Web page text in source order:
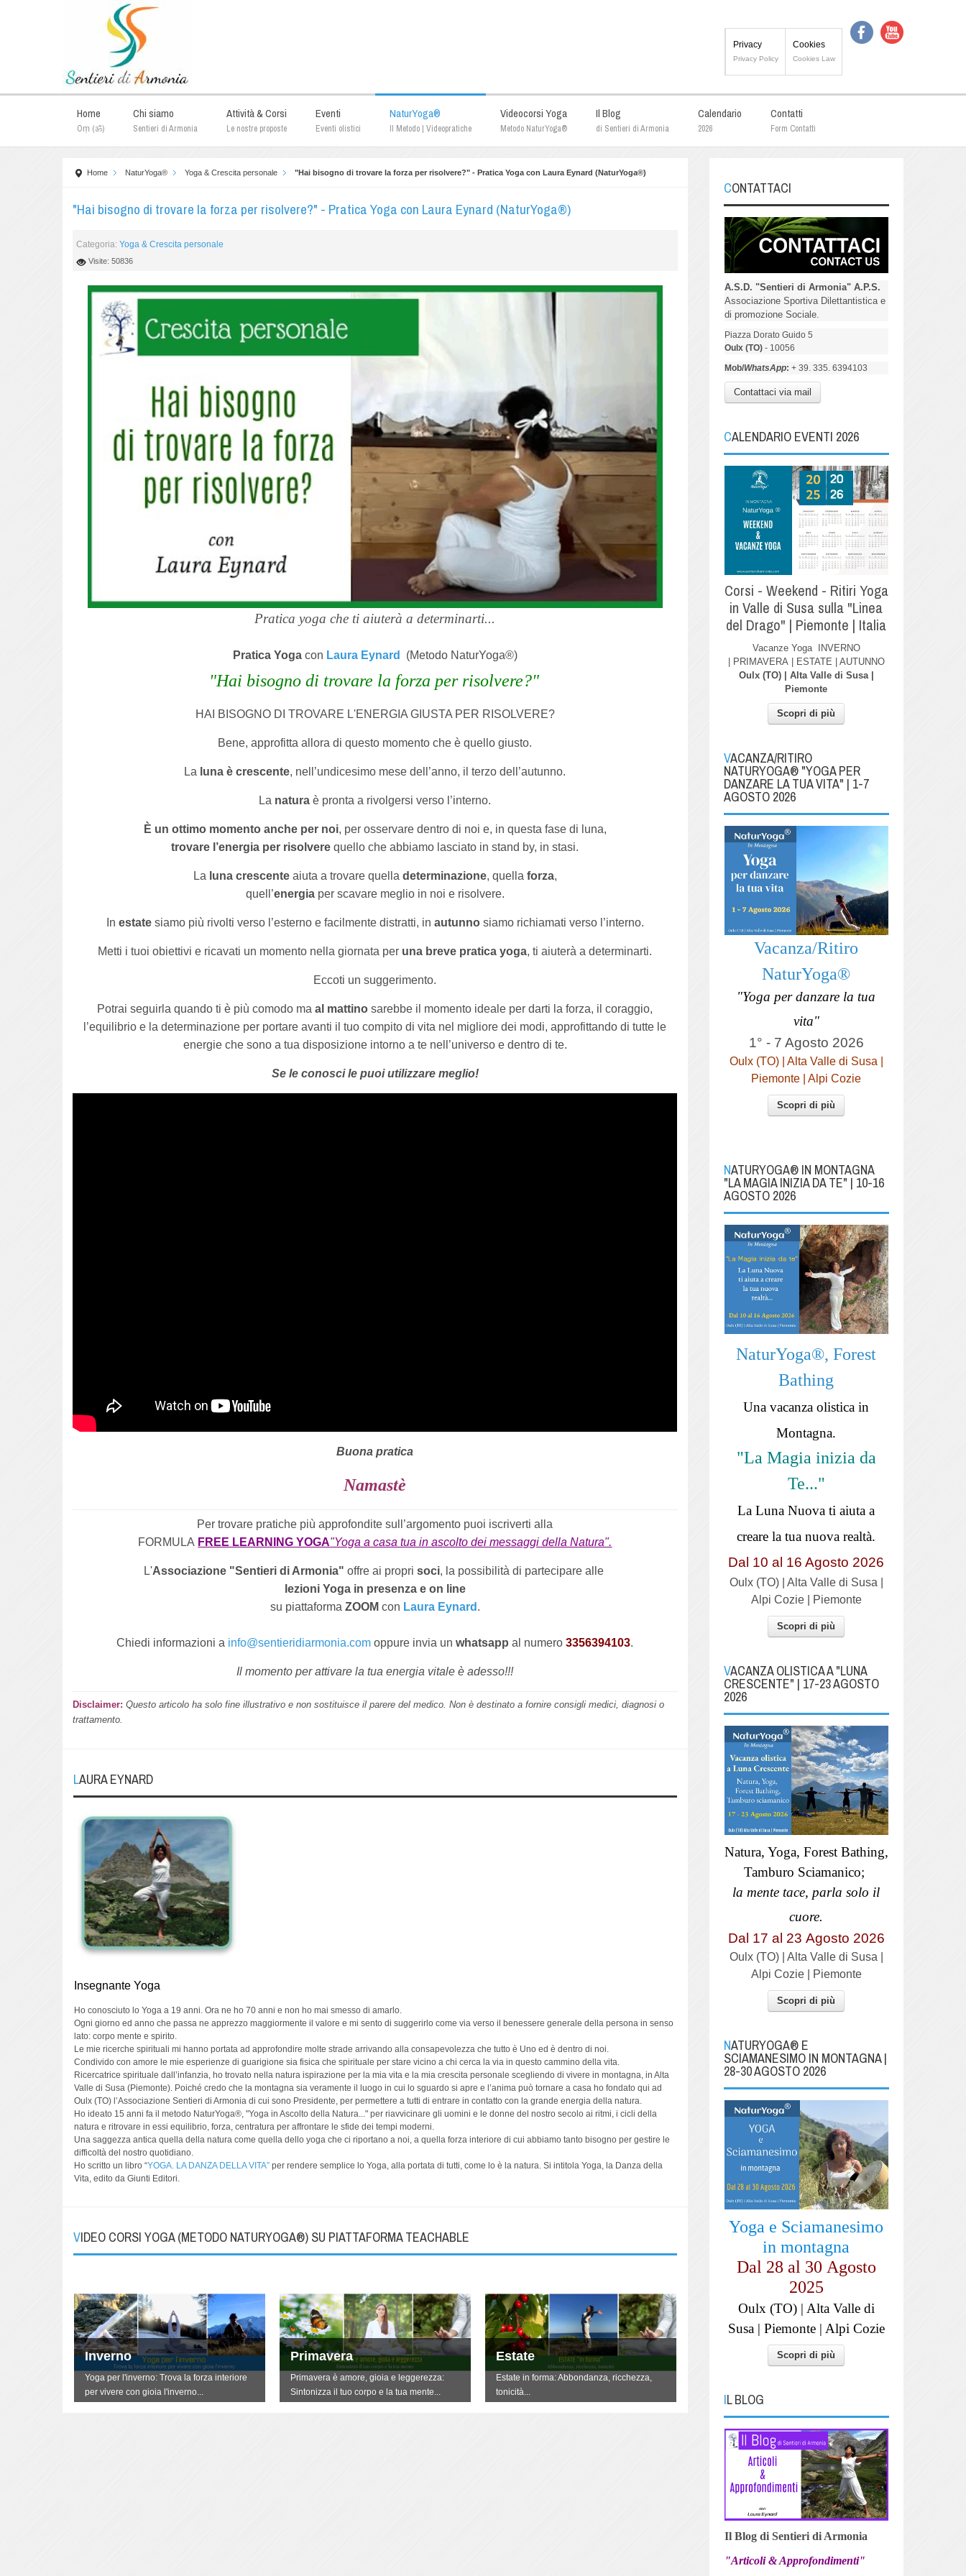
Privacy
Privacy Policy
Cookies
Cookies Law
Home
Oṃ (ॐ)
Chi siamo
Sentieri di Armonia
Attività & Corsi
Le nostre proposte
Eventi
Eventi olistici
NaturYoga®
Il Metodo | Videopratiche
Videocorsi Yoga
Metodo NaturYoga®
Il Blog
di Sentieri di Armonia
Calendario
2026
Contatti
Form Contatti
Home NaturYoga® Yoga & Crescita personale "Hai bisogno di trovare la forza per risolvere?" - Pratica Yoga con Laura Eynard (NaturYoga®)
"Hai bisogno di trovare la forza per risolvere?" - Pratica Yoga con Laura Eynard (NaturYoga®)
Categoria:Yoga & Crescita personale
Visite: 50836
Pratica yoga che ti aiuterà a determinarti...
Pratica Yoga con Laura Eynard (Metodo NaturYoga®)
"Hai bisogno di trovare la forza per risolvere?"
HAI BISOGNO DI TROVARE L'ENERGIA GIUSTA PER RISOLVERE?
Bene, approfitta allora di questo momento che è quello giusto.
La luna è crescente, nell’undicesimo mese dell’anno, il terzo dell’autunno.
La natura è pronta a rivolgersi verso l’interno.
È un ottimo momento anche per noi, per osservare dentro di noi e, in questa fase di luna,
trovare l’energia per risolvere quello che abbiamo lasciato in stand by, in stasi.
La luna crescenteaiuta a trovare quella determinazione, quella forza,
quell’energiaper scavare meglio in noi e risolvere.
In estatesiamo più rivolti verso l’esterno e facilmente distratti, in autunnosiamo richiamati verso l’interno.
Metti i tuoi obiettivi e ricavati un momento nella giornata per una breve pratica yoga, ti aiuterà a determinarti.
Eccoti un suggerimento.
Potrai seguirla quando ti è più comodo maal mattino sarebbe il momento ideale per darti la forza, il coraggio,
l’equilibrio e la determinazione per portare avanti il tuo compito di vita nel migliore dei modi, approfittando di tutte le
energie che sono a tua disposizione intorno a te nell’universo e dentro di te.
Se le conosci le puoi utilizzare meglio!
Buona pratica
Namastè
Per trovare pratiche più approfondite sull’argomento puoi iscriverti alla
FORMULA FREE LEARNING YOGA"Yoga a casa tua in ascolto dei messaggi della Natura".
L'Associazione "Sentieri di Armonia" offre ai propri soci, la possibilità di partecipare alle
lezioni Yoga in presenza e on line
su piattaforma ZOOM con Laura Eynard .
Chiedi informazioni a info@sentieridiarmonia.com oppure invia unwhatsapp al numero3356394103.
Il momento per attivare la tua energia vitale è adesso!!!
Disclaimer: Questo articolo ha solo fine illustrativo e non sostituisce il parere del medico. Non è destinato a fornire consigli medici, diagnosi o
trattamento.
LAURA EYNARD
Insegnante Yoga
Ho conosciuto lo Yoga a 19 anni. Ora ne ho 70 anni e non ho mai smesso di amarlo.
Ogni giorno ed anno che passa ne apprezzo maggiormente il valore e mi sento di suggerirlo come via verso il benessere generale della persona in senso
lato: corpo mente e spirito.
Le mie ricerche spirituali mi hanno portata ad approfondire molte strade arrivando alla consapevolezza che tutto è Uno ed è dentro di noi.
Condivido con amore le mie esperienze di guarigione sia fisica che spirituale per stare vicino a chi cerca la via in questo cammino della vita.
Ricercatrice spirituale dall’infanzia, ho trovato nella natura ispirazione per la mia vita e la mia crescita personale scegliendo di vivere in montagna, in Alta
Valle di Susa (Piemonte). Poiché credo che la montagna sia veramente il luogo in cui lo sguardo si apre e l’anima può tornare a casa ho fondato qui ad
Oulx (TO) l’Associazione Sentieri di Armonia di cui sono Presidente, per permettere a tutti di entrare in contatto con la grande energia della natura.
Ho ideato 15 anni fa il metodo NaturYoga®, "Yoga in Ascolto della Natura..." per riavvicinare gli uomini e le donne del nostro secolo ai ritmi, i cicli della
natura e ritrovare in essi equilibrio, forza, centratura per affrontare le sfide dei tempi moderni.
Una saggezza antica quella della natura come quella dello yoga che ci riportano a noi, a quella forza interiore di cui abbiamo tanto bisogno per gestire le
difficoltà del nostro quotidiano.
Ho scritto un libro “YOGA. LA DANZA DELLA VITA” per rendere semplice lo Yoga, alla portata di tutti, come lo è la natura. Si intitola Yoga, la Danza della
Vita, edito da Giunti Editori.
VIDEO CORSI YOGA (METODO NATURYOGA®) SU PIATTAFORMA TEACHABLE
Inverno
Yoga per l'inverno: Trova la forza interiore
per vivere con gioia l'inverno...
Primavera
Primavera è amore, gioia e leggerezza:
Sintonizza il tuo corpo e la tua mente...
Estate
Estate in forma: Abbondanza, ricchezza,
tonicità...
YOGA "La danza della Vita"
Lo Yoga non è qualcosa da fare, è un
CONTATTACI
A.S.D. "Sentieri di Armonia" A.P.S.
Associazione Sportiva Dilettantistica e
di promozione Sociale.
Piazza Dorato Guido 5
Oulx (TO)- 10056
Mob/WhatsApp: + 39. 335. 6394103
Contattaci via mail
CALENDARIO EVENTI 2026
Corsi - Weekend - Ritiri Yoga
in Valle di Susa sulla "Linea
del Drago" | Piemonte | Italia
Vacanze Yoga INVERNO
| PRIMAVERA | ESTATE | AUTUNNO
Oulx (TO) | Alta Valle di Susa |
Piemonte
Scopri di più
VACANZA/RITIRO
NATURYOGA® "YOGA PER
DANZARE LA TUA VITA" | 1-7
AGOSTO 2026
Vacanza/Ritiro
NaturYoga®
"Yoga per danzare la tua
vita"
1° - 7 Agosto 2026
Oulx (TO) | Alta Valle di Susa |
Piemonte | Alpi Cozie
Scopri di più
NATURYOGA® IN MONTAGNA
"LA MAGIA INIZIA DA TE" | 10-16
AGOSTO 2026
NaturYoga®, Forest
Bathing
Una vacanza olistica in
Montagna.
"La Magia inizia da
Te..."
La Luna Nuova ti aiuta a
creare la tua nuova realtà.
Dal 10 al 16 Agosto 2026
Oulx (TO) | Alta Valle di Susa |
Alpi Cozie | Piemonte
Scopri di più
VACANZA OLISTICA A "LUNA
CRESCENTE" | 17-23 AGOSTO
2026
Natura, Yoga, Forest Bathing,
Tamburo Sciamanico;
la mente tace, parla solo il
cuore.
Dal 17 al 23 Agosto 2026
Oulx (TO) | Alta Valle di Susa |
Alpi Cozie | Piemonte
Scopri di più
NATURYOGA® E
SCIAMANESIMO IN MONTAGNA |
28-30 AGOSTO 2026
Yoga e Sciamanesimo
in montagna
Dal 28 al 30 Agosto
2025
Oulx (TO) | Alta Valle di
Susa | Piemonte | Alpi Cozie
Scopri di più
IL BLOG
Il Blog di Sentieri di Armonia
"Articoli & Approfondimenti"